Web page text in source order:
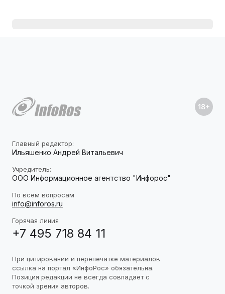
Главный редактор:
Ильяшенко Андрей Витальевич
Учредитель:
ООО Информационное агентство "Инфорос"
По всем вопросам
info@inforos.ru
Горячая линия
+7 495 718 84 11
При цитировании и перепечатке материалов
ссылка на портал «ИнфоРос» обязательна.
Позиция редакции не всегда совпадает с
точкой зрения авторов.